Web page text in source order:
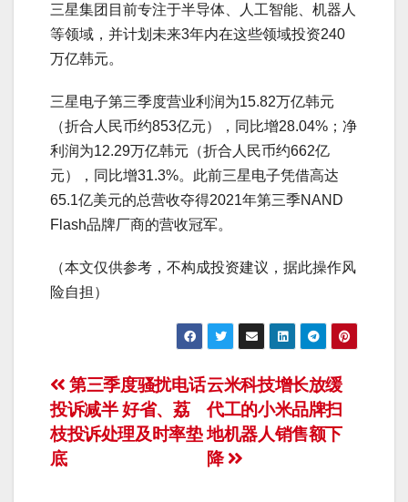
三星集团目前专注于半导体、人工智能、机器人
等领域，并计划未来3年内在这些领域投资240
万亿韩元。
三星电子第三季度营业利润为15.82万亿韩元
（折合人民币约853亿元），同比增28.04%；净
利润为12.29万亿韩元（折合人民币约662亿
元），同比增31.3%。此前三星电子凭借高达
65.1亿美元的总营收夺得2021年第三季NAND
Flash品牌厂商的营收冠军。
（本文仅供参考，不构成投资建议，据此操作风
险自担）
文
章
导
云米科技增长放缓
代工的小米品牌扫
地机器人销售额下
降
第三季度骚扰电话
投诉减半 好省、荔
枝投诉处理及时率垫
底